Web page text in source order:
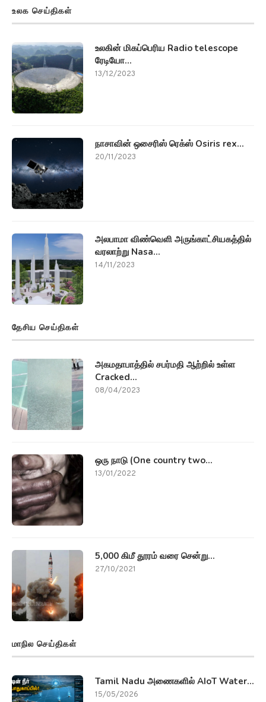
உலக செய்திகள்
உலகின் மிகப்பெரிய Radio telescope
ரேடியோ...
13/12/2023
நாசாவின் ஒசைரிஸ் ரெக்ஸ் Osiris rex...
20/11/2023
அலபாமா விண்வெளி அருங்காட்சியகத்தில்
வரலாற்று Nasa...
14/11/2023
தேசிய செய்திகள்
அகமதாபாத்தில் சபர்மதி ஆற்றில் உள்ள
Cracked...
08/04/2023
ஒரு நாடு (One country two...
13/01/2022
5,000 கிமீ தூரம் வரை சென்று...
27/10/2021
மாநில செய்திகள்
Tamil Nadu அணைகளில் AIoT Water...
15/05/2026